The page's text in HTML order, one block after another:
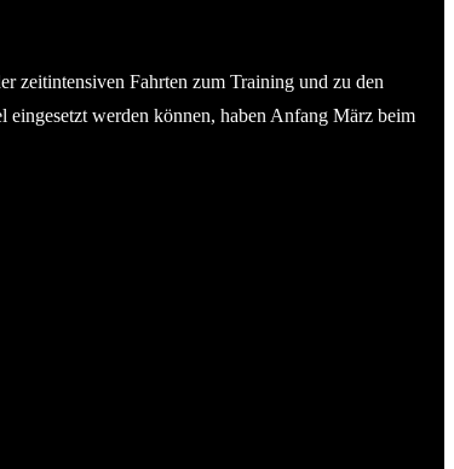
zeitintensiven Fahrten zum Training und zu den
werden können, haben Anfang März beim